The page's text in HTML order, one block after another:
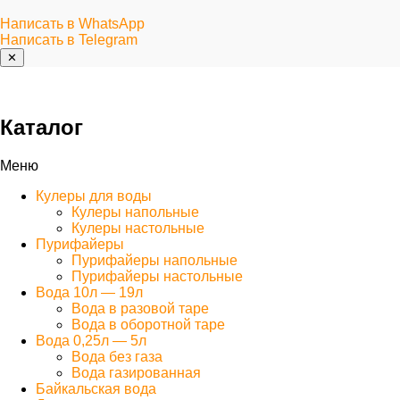
Написать в WhatsApp
Написать в Telegram
✕
Каталог
Меню
Кулеры для воды
Кулеры напольные
Кулеры настольные
Пурифайеры
Пурифайеры напольные
Пурифайеры настольные
Вода 10л — 19л
Вода в разовой таре
Вода в оборотной таре
Вода 0,25л — 5л
Вода без газа
Вода газированная
Байкальская вода